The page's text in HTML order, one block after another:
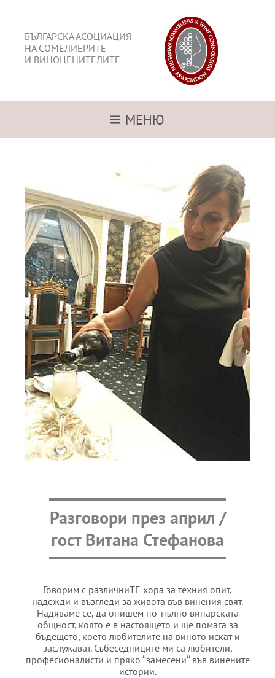
БЪЛГАРСКА АСОЦИАЦИЯ
НА СОМЕЛИЕРИТЕ
И ВИНОЦЕНИТЕЛИТЕ
МЕНЮ
Разговори през април /
гост Витана Стефанова
Говорим с различниТЕ хора за техния опит,
надежди и възгледи за живота във винения свят.
Надяваме се, да опишем по-пълно винарската
общност, която е в настоящето и ще помага за
бъдещето, което любителите на виното искат и
заслужават. Събеседниците ми са любители,
професионалисти и пряко ‘‘замесени‘‘ във винените
истории.